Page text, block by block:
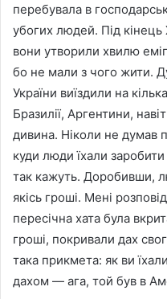
перебувала в
убогих людей. Пiд кiнець
вони утворили хвилю
бо не мали з чого жити.
України виїздили на
Бразилiї, Аргентини,
дивина. Нiколи не думав
куди люди їхали
так кажуть. Доробивши,
якiсь грошi. Менi
пересiчна хата була
грошi, покривали дах
така прикмета: як ви
дахом — ага, той був в